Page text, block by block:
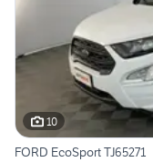
10
FORD EcoSport TJ65271